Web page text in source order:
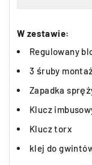
W zestawie:
Regulowany
3 śruby
Zapadka
Klucz
Klucz torx
klej do